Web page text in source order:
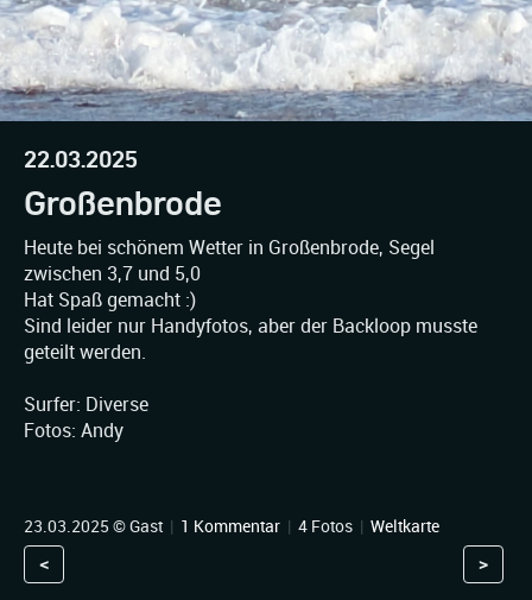
22.03.2025
Großenbrode
Heute bei schönem Wetter in Großenbrode, Segel
zwischen 3,7 und 5,0
Hat Spaß gemacht :)
Sind leider nur Handyfotos, aber der Backloop musste
geteilt werden.
Surfer: Diverse
Fotos: Andy
23.03.2025 © Gast | 1 Kommentar | 4 Fotos | Weltkarte
< >